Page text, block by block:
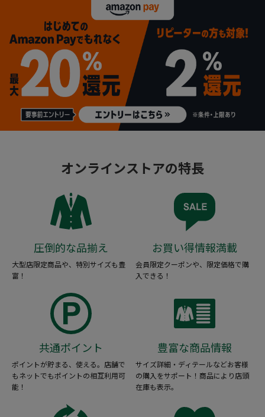
オンラインストアの特長
圧倒的な品揃え
大型店限定商品や、特別サイズも豊
富！
お買い得情報満載
会員限定クーポンや、限定価格で購
入できる！
共通ポイント
ポイントが貯まる、使える。店舗で
もネットでもポイントの相互利用可
能！
豊富な商品情報
サイズ詳細・ディテールなどお客様
の購入をサポート！商品により店頭
在庫も表示。